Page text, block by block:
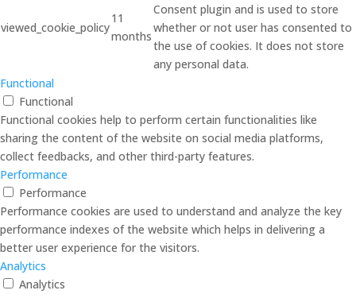
viewed_cookie_policy
11
months
Consent plugin and is used to store
whether or not user has consented to
the use of cookies. It does not store
any personal data.
Functional
Functional
Functional cookies help to perform certain functionalities like
sharing the content of the website on social media platforms,
collect feedbacks, and other third-party features.
Performance
Performance
Performance cookies are used to understand and analyze the key
performance indexes of the website which helps in delivering a
better user experience for the visitors.
Analytics
Analytics